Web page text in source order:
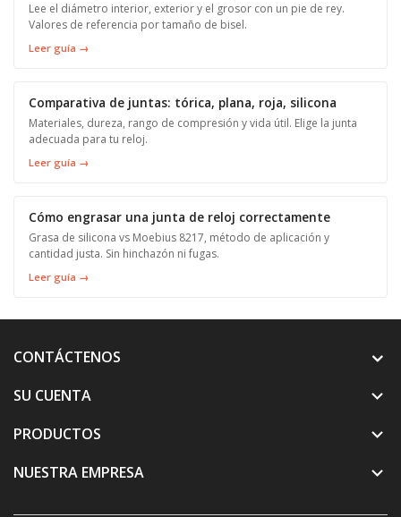
Lee el diámetro interior, exterior y el grosor con un pie de rey.
Valores de referencia por tamaño de bisel.
Leer guía →
Comparativa de juntas: tórica, plana, roja, silicona
Materiales, dureza, rango de compresión y vida útil. Elige la junta
adecuada para tu reloj.
Leer guía →
Cómo engrasar una junta de reloj correctamente
Grasa de silicona vs Moebius 8217, método de aplicación y
cantidad justa. Sin hinchazón ni fugas.
Leer guía →
CONTÁCTENOS
SU CUENTA

PRODUCTOS 
NUESTRA EMPRESA 